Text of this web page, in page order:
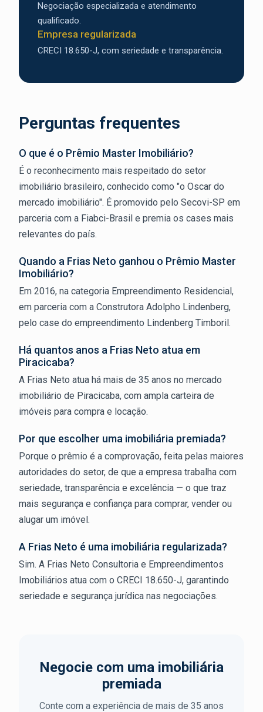
Negociação especializada e atendimento
qualificado.
Empresa regularizada
CRECI 18.650-J, com seriedade e transparência.
Perguntas frequentes
O que é o Prêmio Master Imobiliário?
É o reconhecimento mais respeitado do setor
imobiliário brasileiro, conhecido como "o Oscar do
mercado imobiliário". É promovido pelo Secovi-SP em
parceria com a Fiabci-Brasil e premia os cases mais
relevantes do país.
Quando a Frias Neto ganhou o Prêmio Master
Imobiliário?
Em 2016, na categoria Empreendimento Residencial,
em parceria com a Construtora Adolpho Lindenberg,
pelo case do empreendimento Lindenberg Timboril.
Há quantos anos a Frias Neto atua em
Piracicaba?
A Frias Neto atua há mais de 35 anos no mercado
imobiliário de Piracicaba, com ampla carteira de
imóveis para compra e locação.
Por que escolher uma imobiliária premiada?
Porque o prêmio é a comprovação, feita pelas maiores
autoridades do setor, de que a empresa trabalha com
seriedade, transparência e excelência — o que traz
mais segurança e confiança para comprar, vender ou
alugar um imóvel.
A Frias Neto é uma imobiliária regularizada?
Sim. A Frias Neto Consultoria e Empreendimentos
Imobiliários atua com o CRECI 18.650-J, garantindo
seriedade e segurança jurídica nas negociações.
Negocie com uma imobiliária
premiada
Conte com a experiência de mais de 35 anos